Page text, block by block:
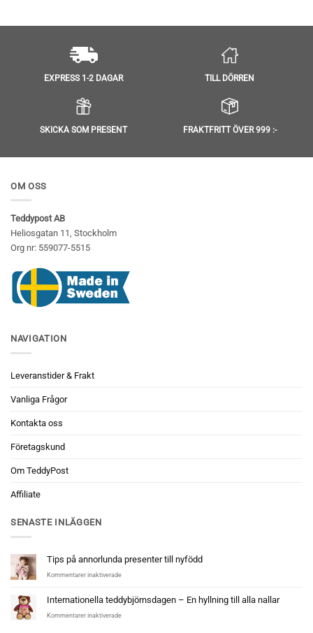
EXPRESS 1-2 DAGAR TILL DÖRREN
SKICKA SOM PRESENT FRAKTFRITT ÖVER 999 :-
OM OSS
Teddypost AB
Heliosgatan 11, Stockholm
Org nr: 559077-5515
NAVIGATION
Leveranstider & Frakt
Vanliga Frågor
Kontakta oss
Företagskund
Om TeddyPost
Affiliate
SENASTE INLÄGGEN
Tips på annorlunda presenter till nyfödd
Kommentarer inaktiveradeför
på
annorlunda
presenter
Internationella teddybjörnsdagen – En hyllning till alla nallar
Kommentarer inaktiveradeför